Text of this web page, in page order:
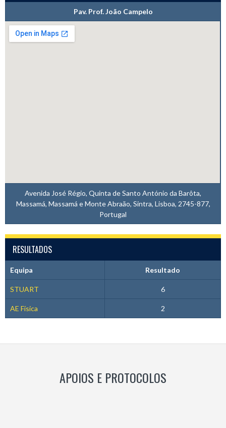
Pav. Prof. João Campelo
Avenida José Régio, Quinta de Santo António da Barôta,
Massamá, Massamá e Monte Abraão, Sintra, Lisboa, 2745-877,
Portugal
RESULTADOS
Equipa Resultado
STUART 6
AE Física 2
APOIOS E PROTOCOLOS